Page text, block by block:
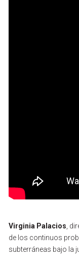
Virginia Palacios
de los continuos
subterráneas bajo la